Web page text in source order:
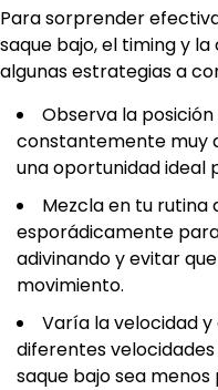
Para sorprender
saque bajo, el timing y
algunas estrategias a
Observa la
constantemente muy
una oportunidad ideal
Mezcla en tu rutina
esporádicamente
adivinando y evitar
movimiento.
Varía la velocidad
diferentes
saque bajo sea